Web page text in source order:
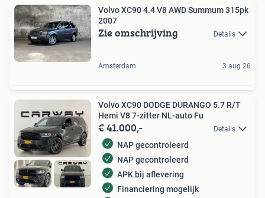
Volvo XC90 4.4 V8 AWD Summum 315pk
2007
Zie omschrijving Details
Amsterdam 3 aug 26
Volvo XC90 DODGE DURANGO 5.7 R/T
Hemi V8 7-zitter NL-auto Fu
€ 41.000,- Details
NAP gecontroleerd
NAP gecontroleerd
APK bij aflevering
Financiering mogelijk